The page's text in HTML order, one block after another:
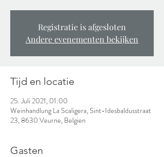
Registratie is afgesloten
Andere evenementen bekijken
Tijd en locatie
25. Juli 2021, 01:00
Weinhandlung La Scaligera, Sint-Idesbaldusstraat
23, 8630 Veurne, Belgien
Gasten